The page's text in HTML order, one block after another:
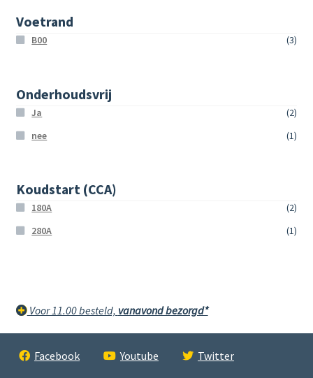
Voetrand
B00 (3)
Onderhoudsvrij
Ja
(2)
nee
(1)
Koudstart (CCA)
180A
(2)
280A
(1)
Voor 11.00 besteld, vanavond bezorgd*
Facebook Youtube Twitter